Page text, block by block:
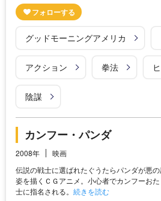
グッドモーニングアメリカ
アクション 拳法
陰謀
カンフー・パンダ
2008年
映画
伝説の戦士に選ばれたぐうたらパンダが悪
姿を描くＣＧアニメ。小心者でカンフーお
士に指名される。 続きを読む